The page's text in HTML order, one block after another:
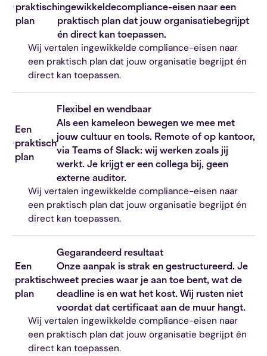
praktisch
plan
ingewikkeldecompliance-eisen naar een
praktisch plan dat jouw organisatiebegrijpt
én direct kan toepassen.
Wij vertalen ingewikkelde compliance-eisen naar
een praktisch plan dat jouw organisatie begrijpt én
direct kan toepassen.
Een
praktisch
plan
Flexibel en wendbaar
Als een kameleon bewegen we mee met
jouw cultuur en tools. Remote of op kantoor,
via Teams of Slack: wij werken zoals jij
werkt. Je krijgt er een collega bij, geen
externe auditor.
Wij vertalen ingewikkelde compliance-eisen naar
een praktisch plan dat jouw organisatie begrijpt én
direct kan toepassen.
Een
praktisch
plan
Gegarandeerd resultaat
Onze aanpak is strak en gestructureerd. Je
weet precies waar je aan toe bent, wat de
deadline is en wat het kost. Wij rusten niet
voordat dat certificaat aan de muur hangt.
Wij vertalen ingewikkelde compliance-eisen naar
een praktisch plan dat jouw organisatie begrijpt én
direct kan toepassen.